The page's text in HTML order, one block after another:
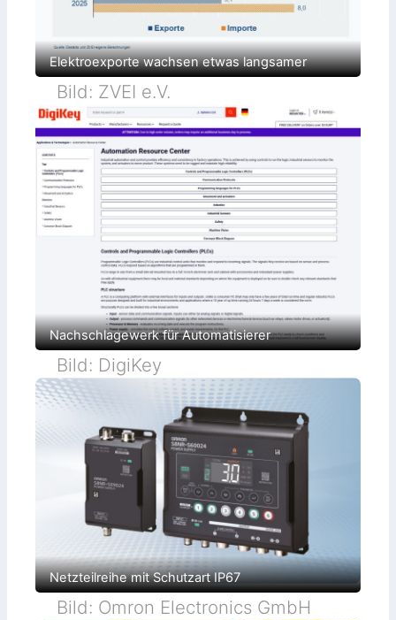
u
n
n
d
S
c
u
r
i
t
y
s
n
d
l
r
p
r
o
d
u
k
t
v
Elektroexporte wachsen etwas langsamer
Bild: ZVEI e.V.
Nachschlagewerk für Automatisierer
Bild: DigiKey
Netzteilreihe mit Schutzart IP67
Bild: Omron Electronics GmbH